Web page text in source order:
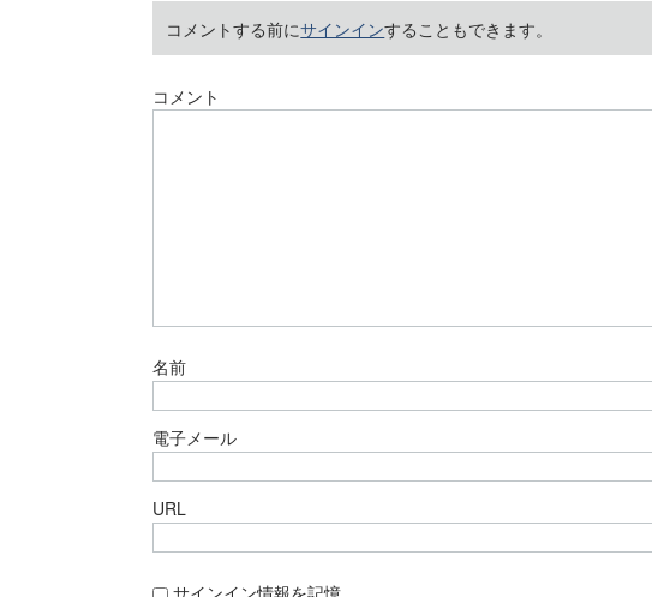
コメントする前にサインインすることもできます。
コメント
名前
電子メール
URL